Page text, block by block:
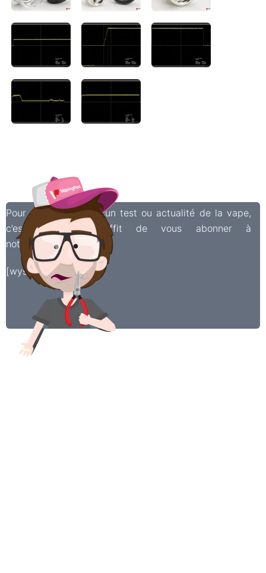
Pour ne manquer aucun test ou actualité de la vape,
c’est facile, il suffit de vous abonner à
notre newsletter
[wysija_form id=”2″]